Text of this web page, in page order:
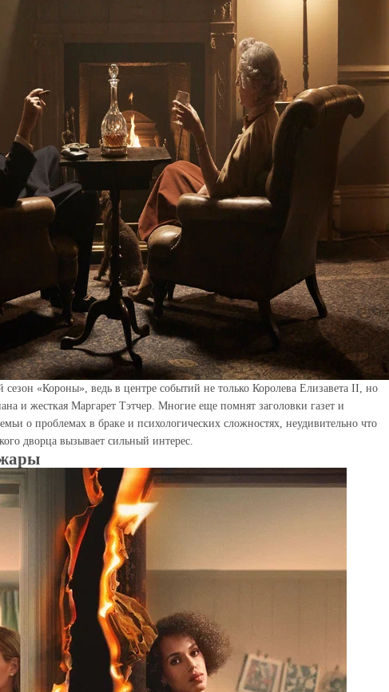
«Короны», ведь в центре событий не только Королева Елизавета II, но
и жесткая Маргарет Тэтчер. Многие еще помнят заголовки газет и
о проблемах в браке и психологических сложностях, неудивительно что
дворца вызывает сильный интерес.